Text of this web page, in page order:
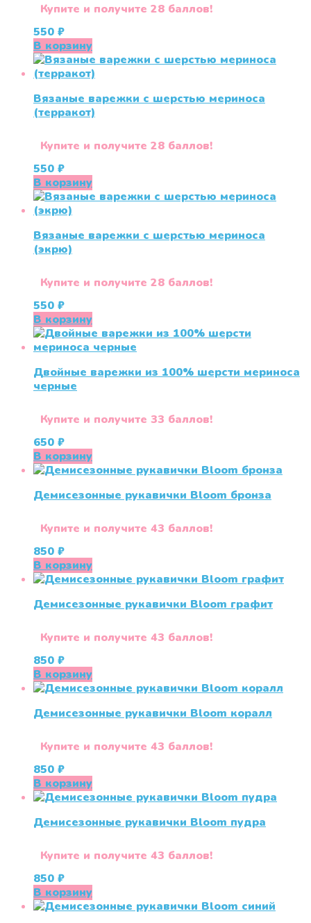
Купите и получите 28 баллов!
550 ₽
В корзину
Вязаные варежки c шерстью мериноса
(терракот)
Купите и получите 28 баллов!
550 ₽
В корзину
Вязаные варежки c шерстью мериноса
(экрю)
Купите и получите 28 баллов!
550 ₽
В корзину
Двойные варежки из 100% шерсти мериноса
черные
Купите и получите 33 баллов!
650 ₽
В корзину
Демисезонные рукавички Bloom бронза
Купите и получите 43 баллов!
850 ₽
В корзину
Демисезонные рукавички Bloom графит
Купите и получите 43 баллов!
850 ₽
В корзину
Демисезонные рукавички Bloom коралл
Купите и получите 43 баллов!
850 ₽
В корзину
Демисезонные рукавички Bloom пудра
Купите и получите 43 баллов!
850 ₽
В корзину